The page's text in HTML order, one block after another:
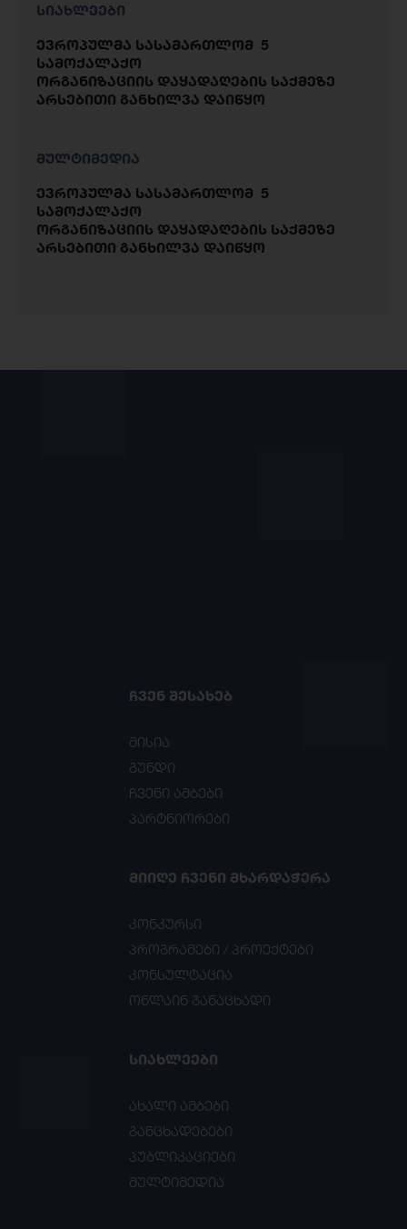
სიახლეები
ევროპულმა სასამართლომ 5
სამოქალაქო
ორგანიზაციის დაყადაღების საქმეზე
არსებითი განხილვა დაიწყო
მულტიმედია
ევროპულმა სასამართლომ 5
სამოქალაქო
ორგანიზაციის დაყადაღების საქმეზე
არსებითი განხილვა დაიწყო
ᲩᲕᲔᲜ ᲨᲔᲡᲐᲮᲔᲑ
მისია
გუნდი
ჩვენი ამბები
პარტნიორები
ᲛᲘᲘᲦᲔ ᲩᲕᲔᲜᲘ ᲛᲮᲐᲠᲓᲐᲭᲔᲠᲐ
კონკურსი
პროგრამები / პროექტები
კონსულტაცია
ონლაინ განაცხადი
ᲡᲘᲐᲮᲚᲔᲔᲑᲘ
ახალი ამბები
განცხადებები
პუბლიკაციები
მულტიმედია